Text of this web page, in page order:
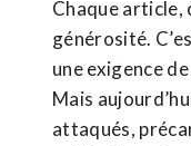
Chaque article,
générosité.
une exigence
Mais
attaqués,